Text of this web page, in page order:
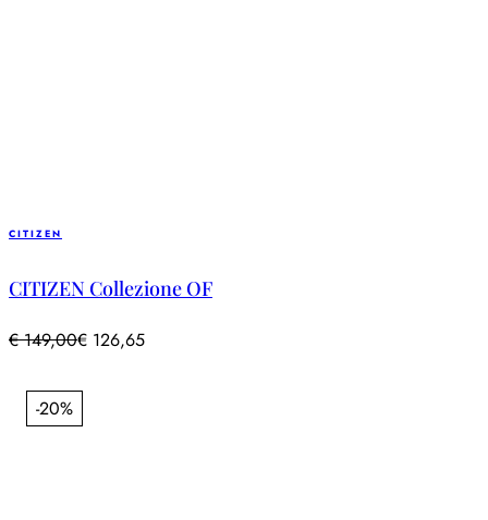
CITIZEN
CITIZEN Collezione OF
€149,00€ 126,65
-20%